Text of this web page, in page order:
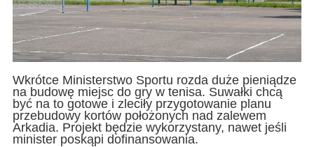
Wkrótce Ministerstwo Sportu rozda duże pieniądze
na budowę miejsc do gry w tenisa. Suwałki chcą
być na to gotowe i zleciły przygotowanie planu
przebudowy kortów położonych nad zalewem
Arkadia. Projekt będzie wykorzystany, nawet jeśli
minister poskąpi dofinansowania.